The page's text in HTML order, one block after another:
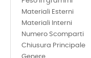
Materiali Esterni
Materiali Interni
Numero Scomparti
Chiusura Principale